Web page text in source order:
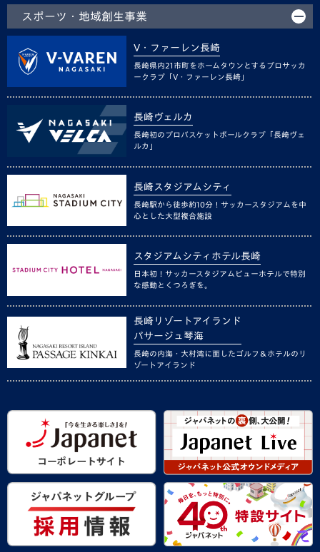
スポーツ・地域創生事業
V・ファーレン長崎
長崎県内21市町をホームタウンとするプロサッカ
ークラブ「V・ファーレン長崎」
長崎ヴェルカ
長崎初のプロバスケットボールクラブ「長崎ヴェ
ルカ」
長崎スタジアムシティ
長崎駅から徒歩約10分！サッカースタジアムを中
心とした大型複合施設
スタジアムシティホテル長崎
日本初！サッカースタジアムビューホテルで特別
な感動とくつろぎを。
長崎リゾートアイランド
パサージュ琴海
長崎の内海・大村湾に面したゴルフ＆ホテルのリ
ゾートアイランド